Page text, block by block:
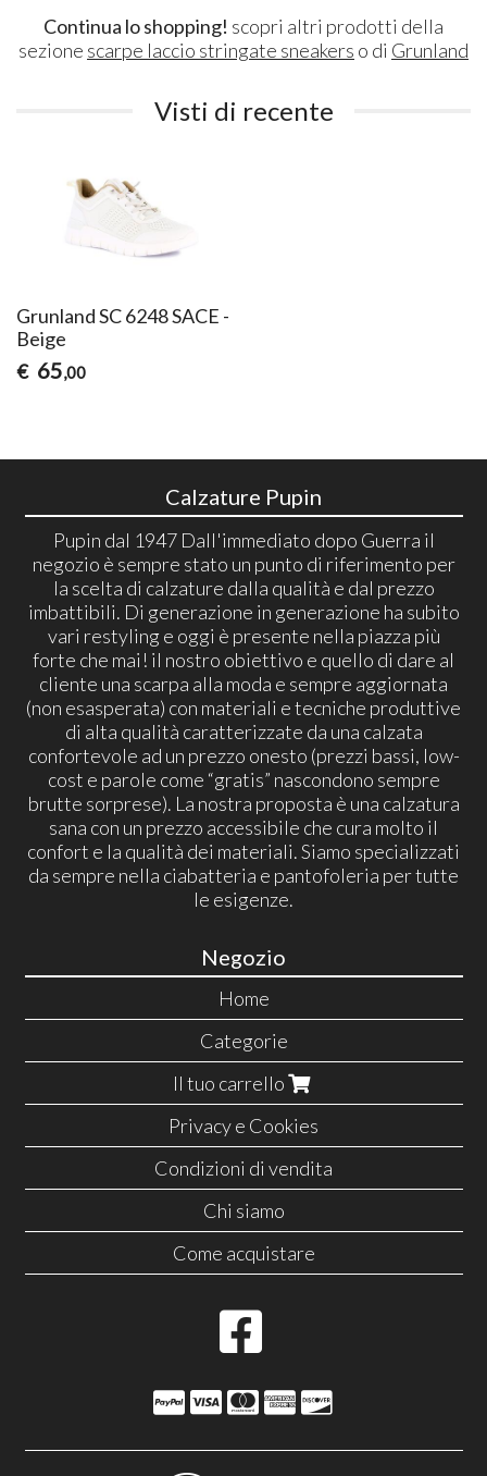
Continua lo shopping! scopri altri prodotti della
sezione scarpe laccio stringate sneakers o di Grunland
Visti di recente
Grunland SC 6248 SACE -
Beige
€ 65,00
Calzature Pupin
Pupin dal 1947 Dall'immediato dopo Guerra il
negozio è sempre stato un punto di riferimento per
la scelta di calzature dalla qualità e dal prezzo
imbattibili. Di generazione in generazione ha subito
vari restyling e oggi è presente nella piazza più
forte che mai! il nostro obiettivo e quello di dare al
cliente una scarpa alla moda e sempre aggiornata
(non esasperata) con materiali e tecniche produttive
di alta qualità caratterizzate da una calzata
confortevole ad un prezzo onesto (prezzi bassi, low-
cost e parole come “gratis” nascondono sempre
brutte sorprese). La nostra proposta è una calzatura
sana con un prezzo accessibile che cura molto il
confort e la qualità dei materiali. Siamo specializzati
da sempre nella ciabatteria e pantofoleria per tutte
le esigenze.
Negozio
Home
Categorie
Il tuo carrello
Privacy e Cookies
Condizioni di vendita
Chi siamo
Come acquistare